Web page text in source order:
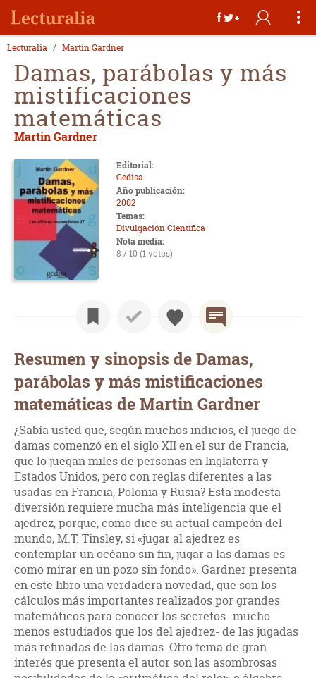
Lecturalia Martin Gardner
Damas, parábolas y más
mistificaciones
matemáticas
Martin Gardner
Editorial:
Gedisa
Año publicación:
2002
Temas:
Divulgación Científica
Nota media:
8 / 10 (1 votos)
Resumen y sinopsis de Damas,
parábolas y más mistificaciones
matemáticas de Martin Gardner
¿Sabía usted que, según muchos indicios, el juego de
damas comenzó en el siglo XII en el sur de Francia,
que lo juegan miles de personas en Inglaterra y
Estados Unidos, pero con reglas diferentes a las
usadas en Francia, Polonia y Rusia? Esta modesta
diversión requiere mucha más inteligencia que el
ajedrez, porque, como dice su actual campeón del
mundo, M.T. Tinsley, si «jugar al ajedrez es
contemplar un océano sin fin, jugar a las damas es
como mirar en un pozo sin fondo». Gardner presenta
en este libro una verdadera novedad, que son los
cálculos más importantes realizados por grandes
matemáticos para conocer los secretos -mucho
menos estudiados que los del ajedrez- de las jugadas
más refinadas de las damas. Otro tema de gran
interés que presenta el autor son las asombrosas